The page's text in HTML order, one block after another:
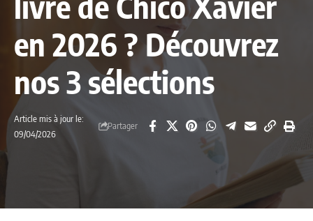
en 2026 ? Découvrez
nos 3 sélections
Article mis à jour le:
09/04/2026
Partager